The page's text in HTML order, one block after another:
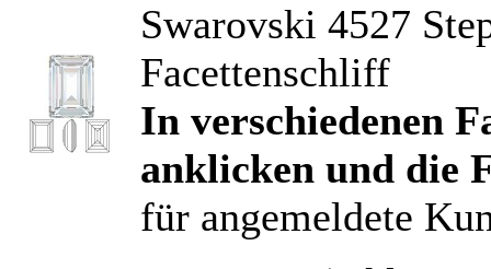
Swarovski 4527
Facettenschliff
In verschiedenen
anklicken und die
für angemeldete